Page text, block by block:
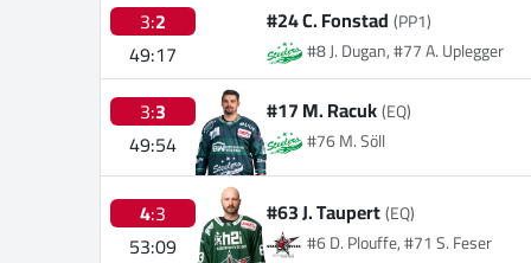
3:2
49:17
#24 C. Fonstad(PP1)
#8 J. Dugan, #77 A. Uplegger
3:3
49:54
#17 M. Racuk(EQ)
#76 M. Söll
4:3
53:09
#63 J. Taupert(EQ)
#6 D. Plouffe, #71 S. Feser